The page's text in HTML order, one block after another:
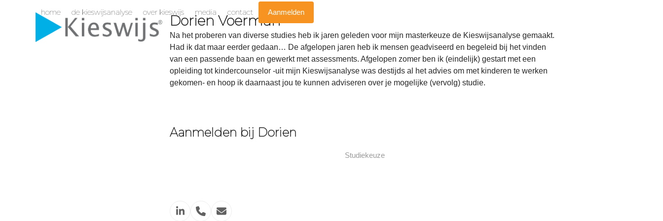
home de kieswijsanalyse over kieswijs media contact Aanmelden
Dorien Voerman
Na het proberen van diverse studies heb ik jaren geleden voor mijn masterkeuze de Kieswijsanalyse gemaakt.
Had ik dat maar eerder gedaan… De afgelopen jaren heb ik mensen geadviseerd en begeleid bij het vinden
van een passende baan en gewerkt met assessments. Afgelopen zomer ben ik (eindelijk) gestart met een
opleiding tot kindercounselor -uit mijn Kieswijsanalyse was destijds al het advies om met kinderen te werken
gekomen- en hoop ik daarnaast jou te kunnen adviseren over je mogelijke (vervolg) studie.
Aanmelden bij Dorien
Studiekeuze
LinkedinPhoneEmail